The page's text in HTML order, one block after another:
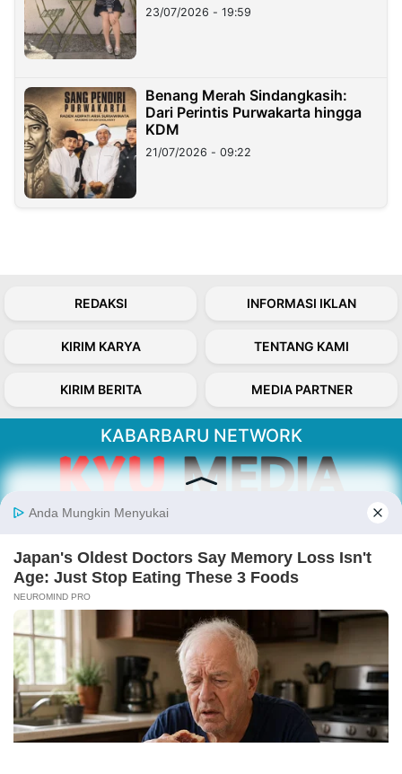
23/07/2026 - 19:59
Benang Merah Sindangkasih:
Dari Perintis Purwakarta hingga
KDM
21/07/2026 - 09:22
REDAKSI INFORMASI IKLAN
KIRIM KARYA TENTANG KAMI
KIRIM BERITA MEDIA PARTNER
KABARBARU NETWORK
Kabarbaru.co menyajikan berita aktual dan
inspiratif dari sudut pandang berbaik sangka
Follow Kabarbaru